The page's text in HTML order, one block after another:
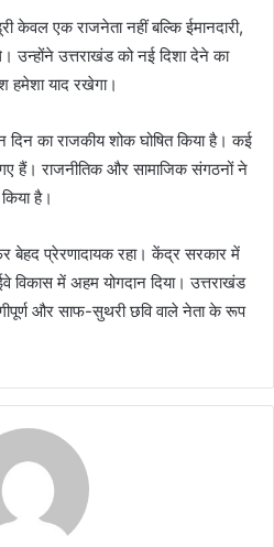
केवल एक राजनेता नहीं बल्कि ईमानदारी,
उत्तराखंड को नई दिशा देने का
हमेशा याद रखेगा।
का राजकीय शोक घोषित किया है। कई
हैं। राजनीतिक और सामाजिक संगठनों ने
है।
बेहद प्रेरणादायक रहा। केंद्र सरकार में
विकास में अहम योगदान दिया। उत्तराखंड
और साफ-सुथरी छवि वाले नेता के रूप